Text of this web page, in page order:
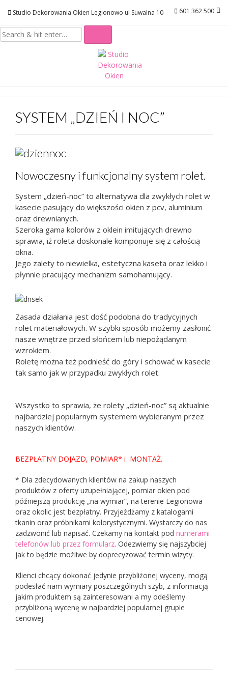
content
Studio Dekorowania Okien Legionowo ul Suwalna 10 601 362 500
SYSTEM „DZIEŃ I NOC”
Nowoczesny i funkcjonalny system rolet.
System „dzień-noc” to alternatywa dla zwykłych rolet w
kasecie pasujący do większości okien z pcv, aluminium
oraz drewnianych.
Szeroka gama kolorów z oklein imitujących drewno
sprawia, iż roleta doskonale komponuje się z całością
okna.
Jego zalety to niewielka, estetyczna kaseta oraz lekko i
płynnie pracujący mechanizm samohamujący.
Zasada działania jest dość podobna do tradycyjnych
rolet materiałowych. W szybki sposób możemy zasłonić
nasze wnętrze przed słońcem lub niepożądanym
wzrokiem.
Roletę można też podnieść do góry i schować w kasecie
tak samo jak w przypadku zwykłych rolet.
Wszystko to sprawia, że rolety „dzień-noc” są aktualnie
najbardziej popularnym systemem wybieranym przez
naszych klientów.
BEZPŁATNY DOJAZD, POMIAR* i MONTAŻ.
* Dla zdecydowanych klientów na zakup naszych
produktów z oferty uzupełniającej, pomiar okien pod
późniejszą produkcję „na wymiar”, na terenie Legionowa
oraz okolic jest bezpłatny. Przyjeżdżamy z katalogami
tkanin oraz próbnikami kolorystycznymi. Wystarczy do nas
zadzwonić lub napisać. Czekamy na kontakt pod numerami
telefonów lub przez formularz. Odezwiemy się najszybciej
jak to będzie możliwe by doprecyzować termin wizyty.
Klienci chcący dokonać jedynie przybliżonej wyceny, mogą
podesłać nam wymiary poszczególnych szyb, z informacją
jakim produktem są zainteresowani a my odeślemy
przybliżoną wycenę w najbardziej popularnej grupie
cenowej.